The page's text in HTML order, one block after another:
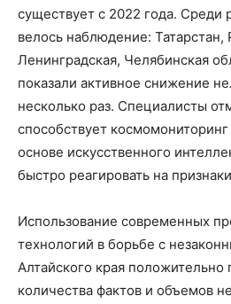
существует с 2022 года. Среди
велось наблюдение: Татарстан,
Ленинградская, Челябинская
показали активное снижение
несколько раз. Специалисты
способствует
основе искусственного
быстро реагировать на
Использование современных
технологий в борьбе с
Алтайского края
количества фактов и объемов